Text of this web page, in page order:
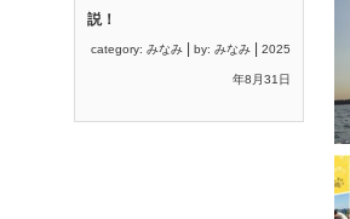
説！
category: みなみ by: みなみ 2025
年8月31日